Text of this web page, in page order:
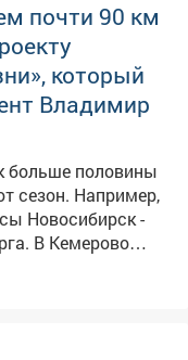
снижать темпов,
Если
обязаны
почти 90 км
который
Владимир
больше половины
сезон. Например,
Новосибирск -
В Кемерово
Новокузнецке - 5
помогает